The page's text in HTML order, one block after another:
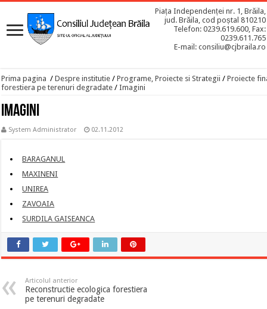
Piața Independenței nr. 1, Brăila,
jud. Brăila, cod poștal 810210
Telefon: 0239.619.600, Fax:
0239.611.765
E-mail: consiliu@cjbraila.ro
Prima pagina / Despre institutie / Programe, Proiecte si Strategii / Proiecte
forestiera pe terenuri degradate / Imagini
Imagini
System Administrator 02.11.2012
BARAGANUL
MAXINENI
UNIREA
ZAVOAIA
SURDILA GAISEANCA
Articolul anterior
Reconstructie ecologica forestiera
pe terenuri degradate